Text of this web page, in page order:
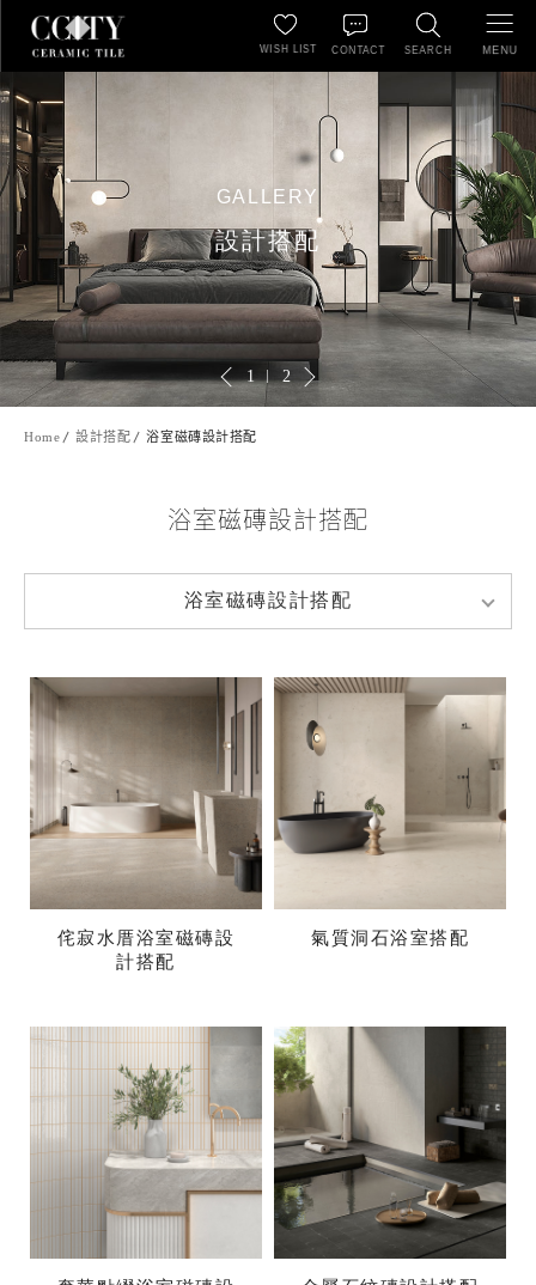
SEARCH
WISH LIST CONTACT MENU
GALLERY
設計搭配
1 2
Home 設計搭配 浴室磁磚設計搭配
浴室磁磚設計搭配
室
磁
磚
設
計
搭
配
浴室磁磚設計搭配
侘寂水厝浴室磁磚設
計搭配
氣質洞石浴室搭配